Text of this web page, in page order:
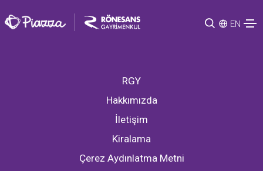
EN
RGY
Hakkımızda
İletişim
Kiralama
Çerez Aydınlatma Metni